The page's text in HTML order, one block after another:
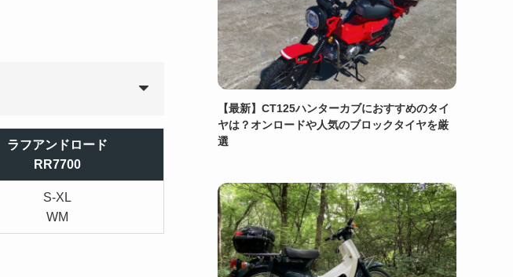
ラフアンドロード
RR7700
S-XL
WM
【最新】CT125ハンターカブにおすすめのタイ
ヤは？オンロードや人気のブロックタイヤを厳
選